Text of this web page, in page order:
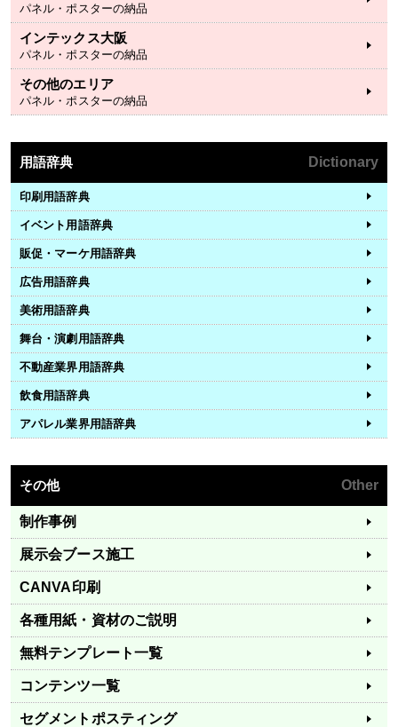
パネル・ポスターの納品
インテックス大阪
パネル・ポスターの納品
その他のエリア
パネル・ポスターの納品
用語辞典 Dictionary
印刷用語辞典
イベント用語辞典
販促・マーケ用語辞典
広告用語辞典
美術用語辞典
舞台・演劇用語辞典
不動産業界用語辞典
飲食用語辞典
アパレル業界用語辞典
その他 Other
制作事例
展示会ブース施工
CANVA印刷
各種用紙・資材のご説明
無料テンプレート一覧
コンテンツ一覧
セグメントポスティング